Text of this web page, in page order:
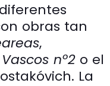
obras tan
,
nº2 o el
La